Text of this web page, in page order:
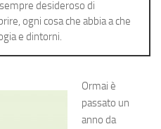
desideroso di
ogni cosa che abbia a che
e dintorni.
Ormai è
passato un
anno da